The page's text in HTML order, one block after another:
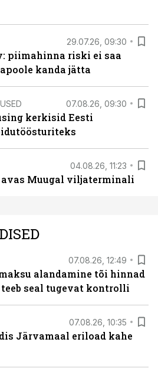
29.07.26, 09:30
piimahinna riski ei saa
kanda jätta
07.08.26, 09:30
kerkisid Eesti
04.08.26, 11:23
avas Muugal viljaterminali
07.08.26, 12:49
alandamine tõi hinnad
seal tugevat kontrolli
07.08.26, 10:35
Järvamaal eriload kahe